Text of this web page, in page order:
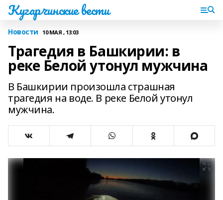
Кугарчинские вести
Новости 10 МАЯ , 13:03
Трагедия в Башкирии: в
реке Белой утонул мужчина
В Башкирии произошла страшная
трагедия на воде. В реке Белой утонул
мужчина.